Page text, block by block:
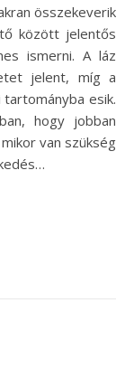
összekeverik
között jelentős
ismerni. A láz
jelent, míg a
esik.
hogy jobban
van szükség